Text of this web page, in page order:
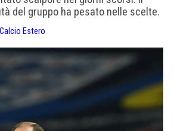
del gruppo ha pesato nelle scelte.
offensiva contro squadre chiuse"
Calcio Estero